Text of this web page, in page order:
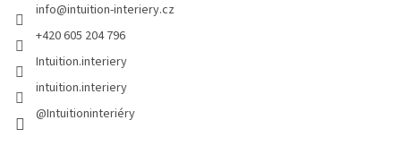
info@intuition-interiery.cz
+420 605 204 796
Intuition.interiery
intuition.interiery
@Intuitioninteriéry